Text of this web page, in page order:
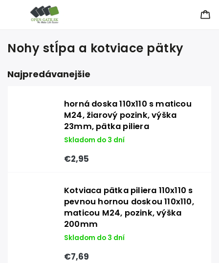
Nohy stĺpa a kotviace pätky
Najpredávanejšie
horná doska 110x110 s maticou
M24, žiarový pozink, výška
23mm, pätka piliera
Skladom do 3 dní
€2,95
Kotviaca pätka piliera 110x110 s
pevnou hornou doskou 110x110,
maticou M24, pozink, výška
200mm
Skladom do 3 dní
€7,69